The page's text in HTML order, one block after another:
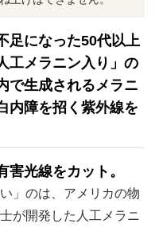
足になった50代以上
工メラニン入り」の
で生成されるメラニ
内障を招く紫外線を
光線をカット。
」のは、アメリカの物
が開発した人工メラニ